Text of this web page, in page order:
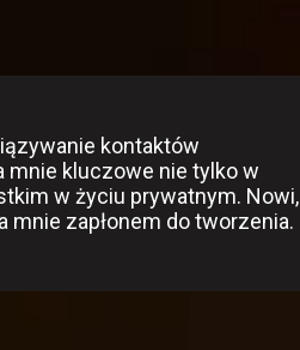
kontaktów
kluczowe nie tylko w
w życiu prywatnym. Nowi,
mnie zapłonem do tworzenia.